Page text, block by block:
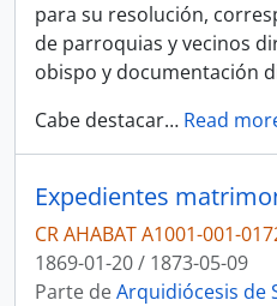
para su resolución,
de parroquias y vecinos
obispo y documentación
Cabe destacar… Read
CR AHABAT A1001-001-
1869-01-20 / 1873-05-09
Parte deArquidiócesis de